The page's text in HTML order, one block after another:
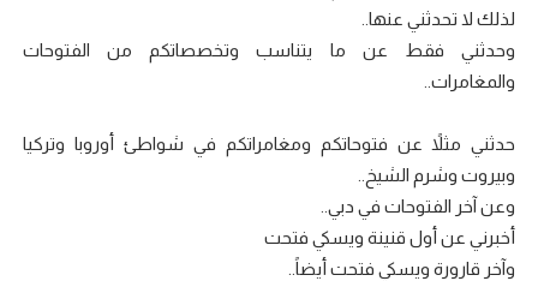
لذلك لا تحدثني عنها..
وحدثني فقط عن ما يتناسب وتخصصاتكم من الفتوحات
والمغامرات..
حدثني مثلاً عن فتوحاتكم ومغامراتكم في شواطئ أوروبا وتركيا
وبيروت وشرم الشيخ..
وعن آخر الفتوحات في دبي..
أخبرني عن أول قنينة ويسكي فتحت
وآخر قارورة ويسكي فتحت أيضاً..